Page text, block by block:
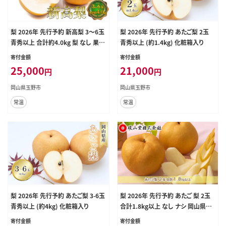
梨 2026年 先行予約 新高梨 3～6玉
青秀以上 合計約4.0kg 梨 なし 果物
フルーツ 岡山県産 化粧箱入り 大き
みずみずしく 上品 風味 シャリシャリ
美味しさ
寄付金額
25,000円
岡山県玉野市
常温
梨 2026年 先行予約 あたご梨 2玉
青秀以上 (約1.4kg) 化粧箱入り
寄付金額
21,000円
岡山県玉野市
常温
梨 2026年 先行予約 あたご梨 3-6玉
青秀以上 (約4kg) 化粧箱入り
寄付金額
梨 2026年 先行予約 あたご 梨 2玉
合計1.8kg以上 なし ナシ 岡山県産
国産 フルーツ 果物 ギフト 環山堂
寄付金額